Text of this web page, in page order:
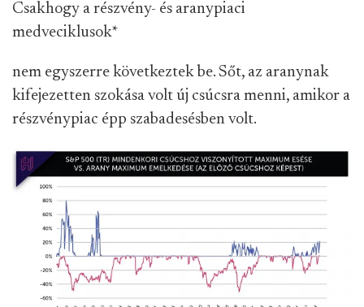
Csakhogy a részvény- és aranypiaci
medveciklusok*
nem egyszerre következtek be. Sőt, az aranynak
kifejezetten szokása volt új csúcsra menni, amikor a
részvénypiac épp szabadesésben volt.